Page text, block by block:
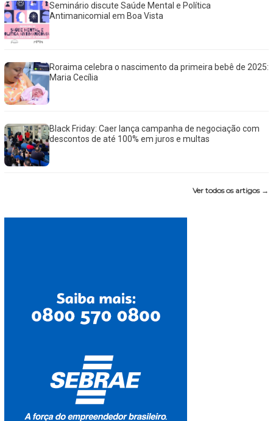
Seminário discute Saúde Mental e Política
Antimanicomial em Boa Vista
Roraima celebra o nascimento da primeira bebê de 2025:
Maria Cecília
Black Friday: Caer lança campanha de negociação com
descontos de até 100% em juros e multas
Ver todos os artigos →